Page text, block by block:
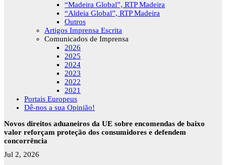
“Madeira Global”, RTP Madeira
“Aldeia Global”, RTP Madeira
Outros
Artigos Imprensa Escrita
Comunicados de Imprensa
2026
2025
2024
2023
2022
2021
Portais Europeus
Dê-nos a sua Opinião!
Novos direitos aduaneiros da UE sobre encomendas de baixo
valor reforçam proteção dos consumidores e defendem
concorrência
Jul 2, 2026